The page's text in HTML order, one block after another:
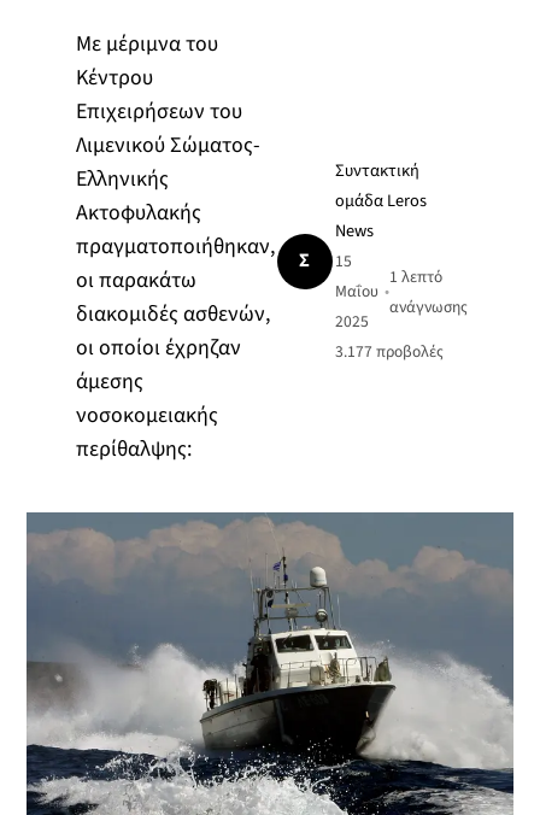
Με μέριμνα του
Κέντρου
Επιχειρήσεων του
Λιμενικού Σώματος-
Ελληνικής
Ακτοφυλακής
πραγματοποιήθηκαν,
οι παρακάτω
διακομιδές ασθενών,
οι οποίοι έχρηζαν
άμεσης
νοσοκομειακής
περίθαλψης:
Σ
Συντακτική
ομάδα Leros
News
15
Μαΐου
2025
•
1 λεπτό
ανάγνωσης
3.177 προβολές